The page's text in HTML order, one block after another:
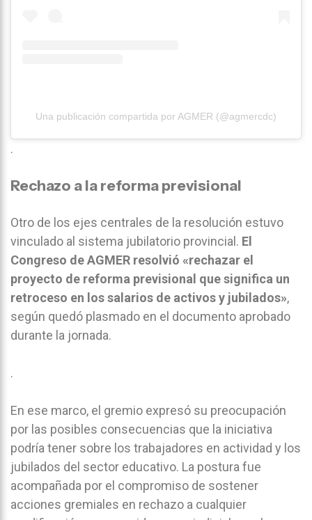
Una publicación compartida por AGMER (@agmercdc)
.
Rechazo a la reforma previsional
Otro de los ejes centrales de la resolución estuvo
vinculado al sistema jubilatorio provincial. El
Congreso de AGMER resolvió «rechazar el
proyecto de reforma previsional que significa un
retroceso en los salarios de activos y jubilados»,
según quedó plasmado en el documento aprobado
durante la jornada.
.
En ese marco, el gremio expresó su preocupación
por las posibles consecuencias que la iniciativa
podría tener sobre los trabajadores en actividad y los
jubilados del sector educativo. La postura fue
acompañada por el compromiso de sostener
acciones gremiales en rechazo a cualquier